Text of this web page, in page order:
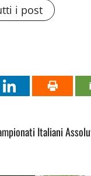
i post
Italiani